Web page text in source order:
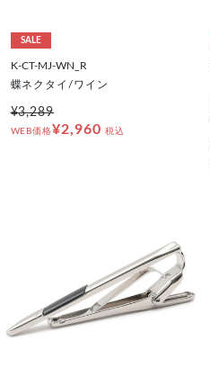
SALE
K-CT-MJ-WN_R
蝶ネクタイ/ワイン
¥3,289
WEB価格¥2,960 税込